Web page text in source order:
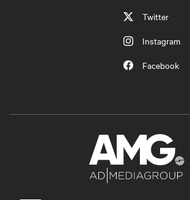
Twitter
Instagram
Facebook